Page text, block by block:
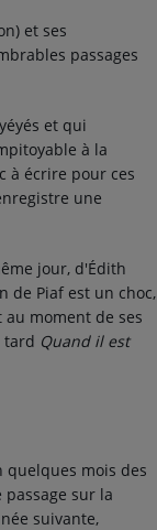
et ses
passages
et qui
à la
à écrire pour ces
une
jour, d'Édith
de Piaf est un choc,
moment de ses
tard Quand il est
mois des
sur la
suivante,